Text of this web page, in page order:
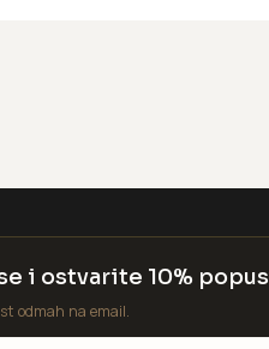
i ostvarite 10%
odmah na email.